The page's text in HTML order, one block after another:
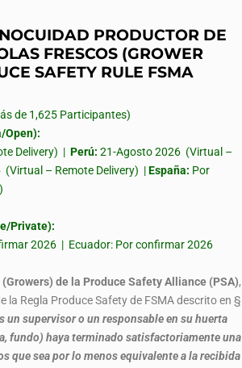
PRODUCTOR DE
FRESCOS (GROWER
SAFETY RULE FSMA
de 1,625 Participantes)
Open):
Delivery) | Perú: 21-Agosto 2026 (Virtual –
(Virtual – Remote Delivery) |España: Por
Private):
2026 | Ecuador: Por confirmar 2026
de la Produce Safety Alliance (PSA),
la Regla Produce Safety de FSMA descrito en §
un supervisor o un responsable en su huerta
fundo) haya terminado satisfactoriamente una
que sea por lo menos equivalente a la recibida